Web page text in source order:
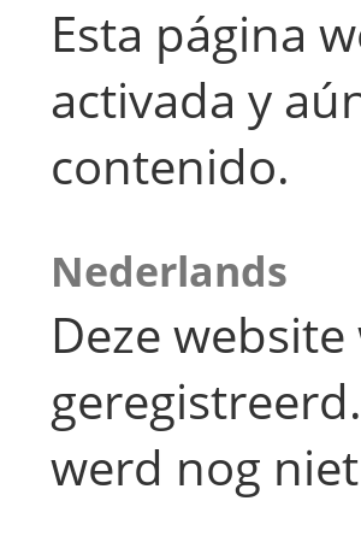
Esta página
activada y
contenido.
Nederlands
Deze
werd nog